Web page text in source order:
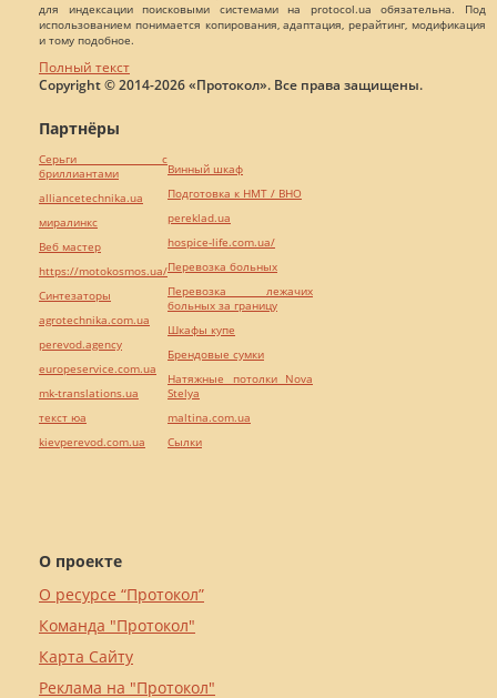
для индексации поисковыми системами на protocol.ua обязательна. Под
использованием понимается копирования, адаптация, рерайтинг, модификация
и тому подобное.
Полный текст
Copyright © 2014-2026 «Протокол». Все права защищены.
О проекте
О ресурсе “Протокол”
Команда "Протокол"
Карта Сайту
Реклама на "Протокол"
Партнёры
Серьги с
бриллиантами
alliancetechnika.ua
миралинкс
Веб мастер
https://motokosmos.ua/
Синтезаторы
agrotechnika.com.ua
perevod.agency
europeservice.com.ua
mk-translations.ua
текст юа
kievperevod.com.ua
Винный шкаф
Подготовка к НМТ / ВНО
pereklad.ua
hospice-life.com.ua/
Перевозка больных
Перевозка лежачих
больных за границу
Шкафы купе
Брендовые сумки
Натяжные потолки Nova
Stelya
maltina.com.ua
Cылки